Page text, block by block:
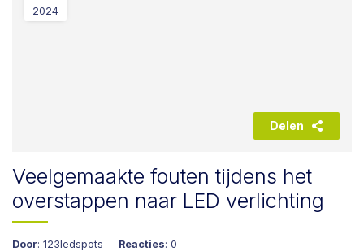
2024
Delen
Veelgemaakte fouten tijdens het
overstappen naar LED verlichting
Door: 123ledspots Reacties: 0